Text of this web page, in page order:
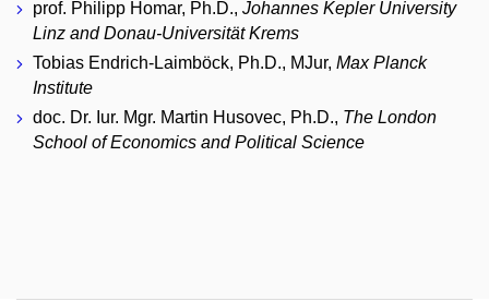
prof. Philipp Homar, Ph.D., Johannes Kepler University
Linz and Donau-Universität Krems
Tobias Endrich-Laimböck, Ph.D., MJur, Max Planck
Institute
doc. Dr. Iur. Mgr. Martin Husovec, Ph.D., The London
School of Economics and Political Science